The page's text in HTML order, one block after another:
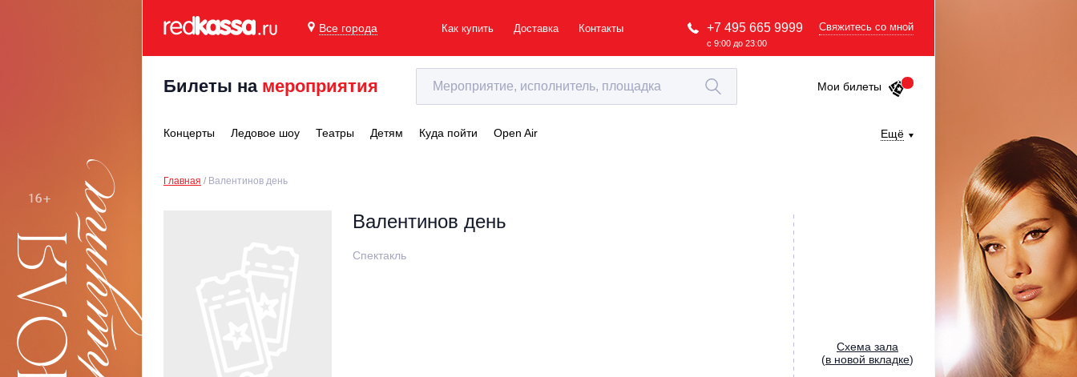
Все города Как купить Доставка Контакты +7 495 665 9999
с 9:00 до 23:00
Свяжитесь со мной
Билеты на мероприятия Мои билеты
Концерты Ледовое шоу Театры Детям Куда пойти Open Air Ещё
Главная Валентинов день
Валентинов день
Спектакль
Cхема зала
(в новой вкладке)